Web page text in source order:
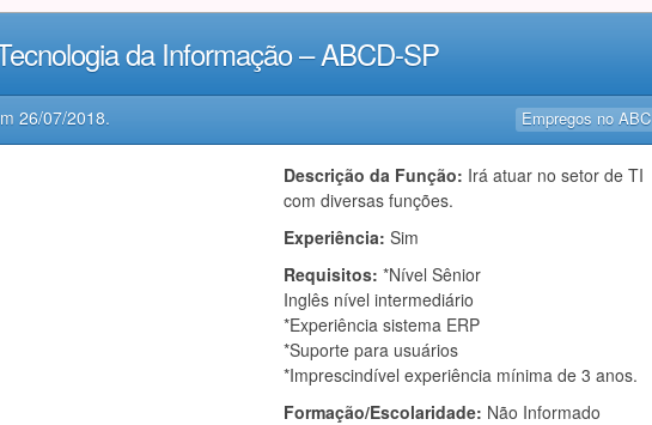
da Informação – ABCD-SP
Empregos no ABC
26/07/2018.
Descrição da Função: Irá atuar no setor de TI
com diversas funções.
Experiência: Sim
Requisitos: *Nível Sênior
Inglês nível intermediário
*Experiência sistema ERP
*Suporte para usuários
*Imprescindível experiência mínima de 3 anos.
Formação/Escolaridade: Não Informado